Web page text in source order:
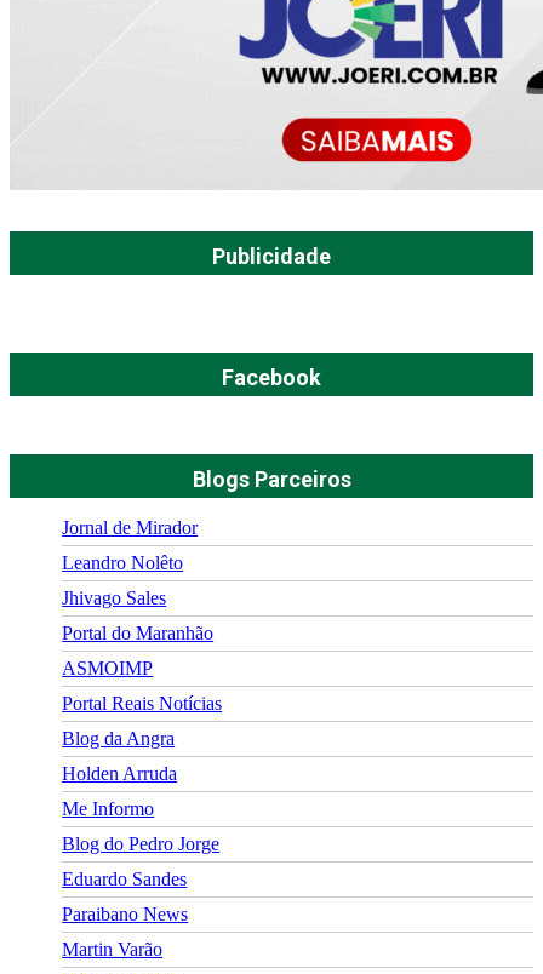
Publicidade
Facebook
Blogs Parceiros
Jornal de Mirador
Leandro Nolêto
Jhivago Sales
Portal do Maranhão
ASMOIMP
Portal Reais Notí­cias
Blog da Angra
Holden Arruda
Me Informo
Blog do Pedro Jorge
Eduardo Sandes
Paraibano News
Martin Varão